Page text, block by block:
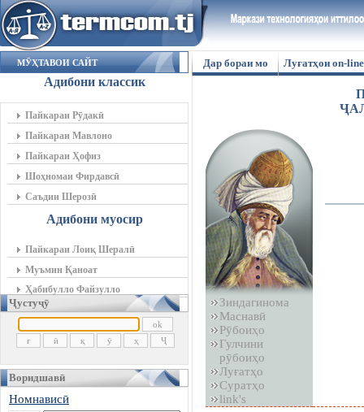
МӮҲТАВОИ САЙТ
Адибони классик
Пайкараи Рӯдакӣ
Пайкараи Мавлоно
Пайкараи Ҳофиз
Шоҳномаи Фирдавсӣ
Саъдии Шерозӣ
Адибони муосир
Пайкараи Лоиқ Шералӣ
Муъмин Қаноат
Ҳабибулло Файзулло
Ҷустуҷӯ
Воридшавӣ
Номнависӣ
Дар бораи мо Луғатҳои on-line
Зиндагинома
Маснавӣ
Рӯбоиҳо
Гулчини
рӯбоиҳо
Луғатҳо
Суратҳо
link's